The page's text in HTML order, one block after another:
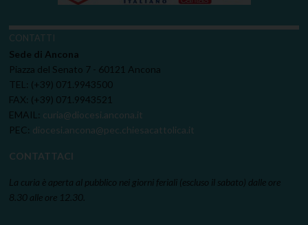
CONTATTI
Sede di Ancona
Piazza del Senato 7 - 60121 Ancona
TEL: (+39) 071.9943500
FAX: (+39) 071.9943521
EMAIL: curia@diocesi.ancona.it
PEC: diocesi.ancona@pec.chiesacattolica.it
CONTATTACI
La curia è aperta al pubblico nei giorni feriali (escluso il sabato) dalle ore
8.30 alle ore 12.30.